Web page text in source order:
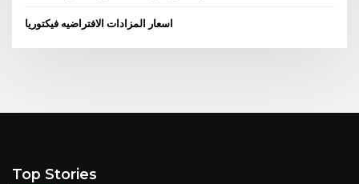
اسعار المزادات الافتراضيه فيكتوريا
Top Stories